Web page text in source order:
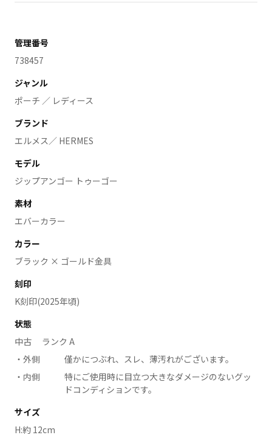
管理番号
738457
ジャンル
ポーチ ／ レディース
ブランド
エルメス／ HERMES
モデル
ジップアンゴー トゥーゴー
素材
エバーカラー
カラー
ブラック × ゴールド金具
刻印
K刻印(2025年頃)
状態
中古 ランク A
外側
僅かにつぶれ、スレ、薄汚れがございます。
内側
特にご使用時に目立つ大きなダメージのないグッ
ドコンディションです。
サイズ
H:約 12cm